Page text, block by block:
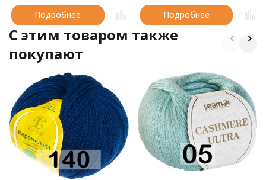
Подробнее Подробнее
C этим товаром также
покупают